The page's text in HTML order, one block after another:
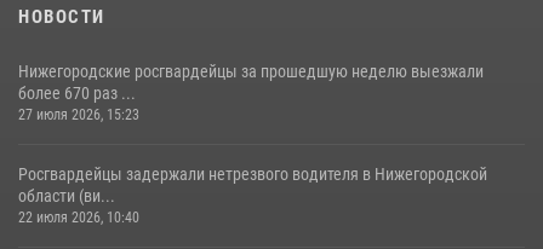
НОВОСТИ
Нижегородские росгвардейцы за прошедшую неделю выезжали
более 670 раз ...
27 июля 2026, 15:23
Росгвардейцы задержали нетрезвого водителя в Нижегородской
области (ви...
22 июля 2026, 10:40